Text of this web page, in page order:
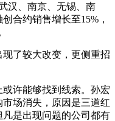
汉、南京、无锡、南
合约销售增长至15%，
了较大改变，更侧重招
许能够找到线索。孙宏
场消失，原因是三道红
是出现问题的公司都有